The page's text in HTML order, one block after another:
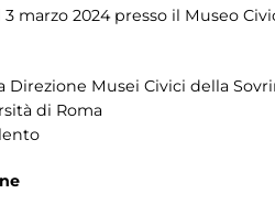
marzo 2024 presso il Museo
Direzione Musei Civici della
di Roma